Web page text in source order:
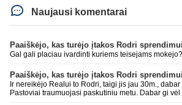
Naujausi komentarai
Gal gali placiau ivardinti kuriems teisejams
Ir nereikėjo Realui to Rodri, taigi jis jau 30m.,
Pastoviai traumuojasi paskutiniu metu. Dabar gi